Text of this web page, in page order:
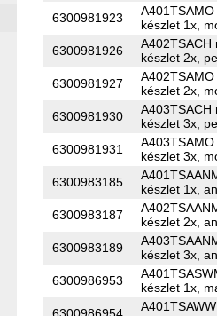
6300981923
készlet 1x,
6300981926
A402TSACH
készlet 2x,
6300981927
készlet 2x,
6300981930
A403TSACH
készlet 3x,
6300981931
készlet 3x,
6300983185
készlet 1x,
6300983187
készlet 2x,
6300983189
készlet 3x,
6300986953
készlet 1x,
6300986954